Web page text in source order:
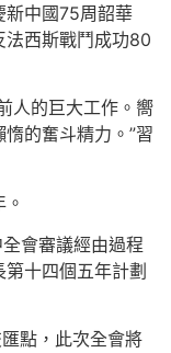
新中國75周韶華
法西斯戰鬥成功80
的巨大工作。嚮
的奮斗精力。”習
會審議經由過程
第十四個五年計劃
點，此次全會將